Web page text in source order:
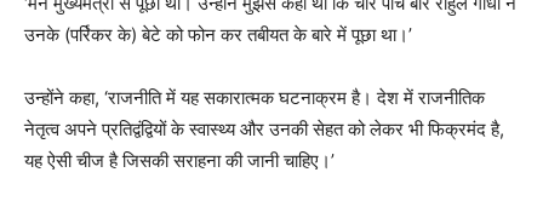
उनके (पर्रिकर के) बेटे को फोन कर तबीयत के बारे में पूछा था।’
उन्होंने कहा, ‘राजनीति में यह सकारात्मक घटनाक्रम है। देश में राजनीतिक
नेतृत्व अपने प्रतिद्वंद्वियों के स्वास्थ्य और उनकी सेहत को लेकर भी फिक्रमंद है,
यह ऐसी चीज है जिसकी सराहना की जानी चाहिए।’